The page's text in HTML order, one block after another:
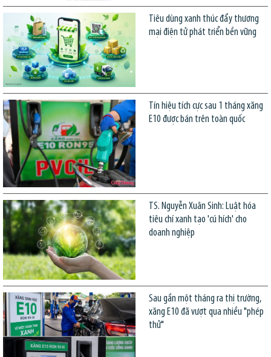
Tiêu dùng xanh thúc đẩy thương
mại điện tử phát triển bền vững
Tín hiệu tích cực sau 1 tháng xăng
E10 được bán trên toàn quốc
TS. Nguyễn Xuân Sinh: Luật hóa
tiêu chí xanh tạo 'cú hích' cho
doanh nghiệp
Sau gần một tháng ra thị trường,
xăng E10 đã vượt qua nhiều "phép
thử"